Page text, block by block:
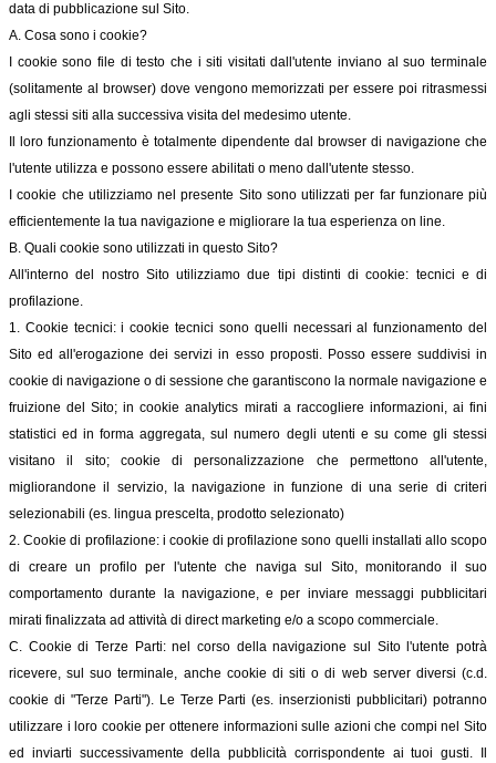
data di pubblicazione sul Sito.
A. Cosa sono i cookie?
I cookie sono file di testo che i siti visitati dall'utente inviano al suo terminale
(solitamente al browser) dove vengono memorizzati per essere poi ritrasmessi
agli stessi siti alla successiva visita del medesimo utente.
Il loro funzionamento è totalmente dipendente dal browser di navigazione che
l'utente utilizza e possono essere abilitati o meno dall'utente stesso.
I cookie che utilizziamo nel presente Sito sono utilizzati per far funzionare più
efficientemente la tua navigazione e migliorare la tua esperienza on line.
B. Quali cookie sono utilizzati in questo Sito?
All'interno del nostro Sito utilizziamo due tipi distinti di cookie: tecnici e di
profilazione.
1. Cookie tecnici: i cookie tecnici sono quelli necessari al funzionamento del
Sito ed all'erogazione dei servizi in esso proposti. Posso essere suddivisi in
cookie di navigazione o di sessione che garantiscono la normale navigazione e
fruizione del Sito; in cookie analytics mirati a raccogliere informazioni, ai fini
statistici ed in forma aggregata, sul numero degli utenti e su come gli stessi
visitano il sito; cookie di personalizzazione che permettono all'utente,
migliorandone il servizio, la navigazione in funzione di una serie di criteri
selezionabili (es. lingua prescelta, prodotto selezionato)
2. Cookie di profilazione: i cookie di profilazione sono quelli installati allo scopo
di creare un profilo per l'utente che naviga sul Sito, monitorando il suo
comportamento durante la navigazione, e per inviare messaggi pubblicitari
mirati finalizzata ad attività di direct marketing e/o a scopo commerciale.
C. Cookie di Terze Parti: nel corso della navigazione sul Sito l'utente potrà
ricevere, sul suo terminale, anche cookie di siti o di web server diversi (c.d.
cookie di "Terze Parti"). Le Terze Parti (es. inserzionisti pubblicitari) potranno
utilizzare i loro cookie per ottenere informazioni sulle azioni che compi nel Sito
ed inviarti successivamente della pubblicità corrispondente ai tuoi gusti. Il